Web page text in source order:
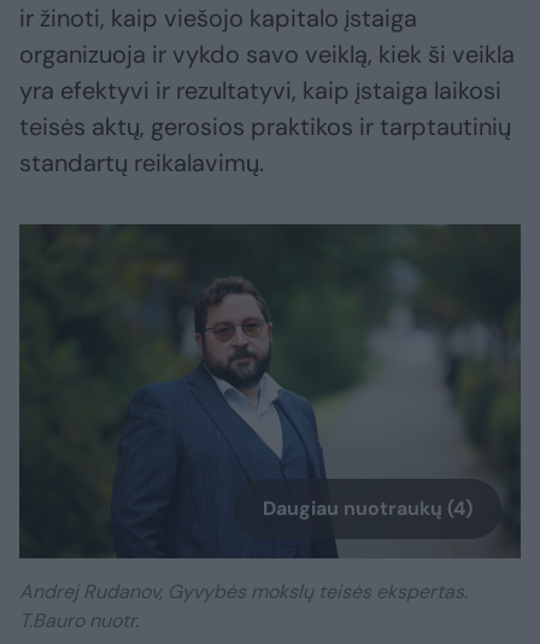
ir žinoti, kaip viešojo kapitalo įstaiga
organizuoja ir vykdo savo veiklą, kiek ši veikla
yra efektyvi ir rezultatyvi, kaip įstaiga laikosi
teisės aktų, gerosios praktikos ir tarptautinių
standartų reikalavimų.
Daugiau nuotraukų (4)
Andrej Rudanov, Gyvybės mokslų teisės ekspertas.
T.Bauro nuotr.